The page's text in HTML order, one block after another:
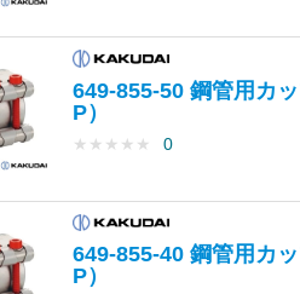
649-855-50 鋼管用カ
P）
★ ★ ★ ★ ★ 0
649-855-40 鋼管用カ
P）